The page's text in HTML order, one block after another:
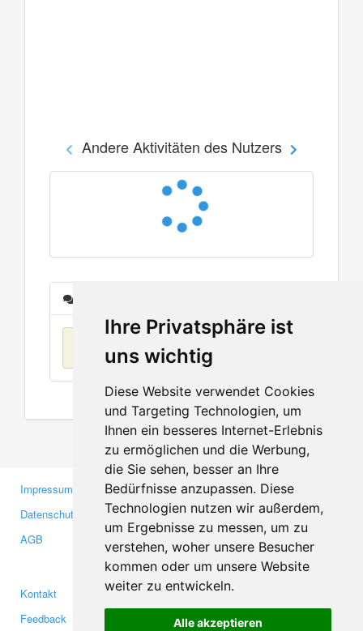
Ihre Privatsphäre ist
uns wichtig
Diese Website verwendet Cookies
und Targeting Technologien, um
Ihnen ein besseres Internet-Erlebnis
zu ermöglichen und die Werbung,
die Sie sehen, besser an Ihre
Bedürfnisse anzupassen. Diese
Technologien nutzen wir außerdem,
um Ergebnisse zu messen, um zu
verstehen, woher unsere Besucher
kommen oder um unsere Website
weiter zu entwickeln.
Alle akzeptieren
Andere Aktivitäten des Nutzers
Keine Einträge
Impressum
Datenschutzerklärung
AGB
Gewerbetreibende
Investoren
Medien
Kontakt
Feedback
Facebook
Twitter